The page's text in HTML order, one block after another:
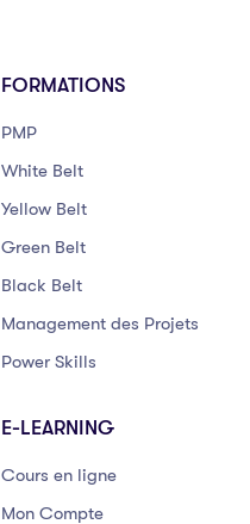
FORMATIONS
PMP
White Belt
Yellow Belt
Green Belt
Black Belt
Management des Projets
Power Skills
E-LEARNING
Cours en ligne
Mon Compte